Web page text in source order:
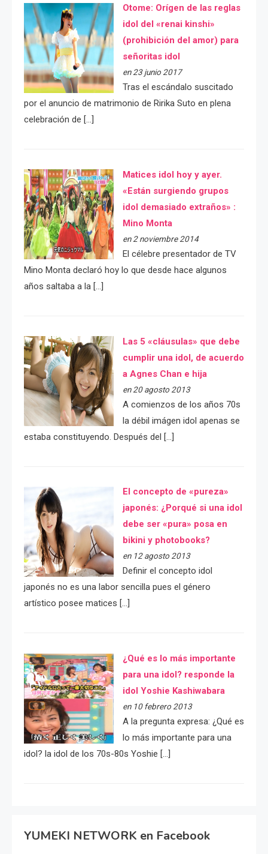
Otome: Orígen de las reglas
idol del «renai kinshi»
(prohibición del amor) para
señoritas idol
en 23 junio 2017
Tras el escándalo suscitado
por el anuncio de matrimonio de Ririka Suto en plena
celebración de […]
Matices idol hoy y ayer.
«Están surgiendo grupos
idol demasiado extraños» :
Mino Monta
en 2 noviembre 2014
El célebre presentador de TV
Mino Monta declaró hoy lo que desde hace algunos
años saltaba a la […]
Las 5 «cláusulas» que debe
cumplir una idol, de acuerdo
a Agnes Chan e hija
en 20 agosto 2013
A comienzos de los años 70s
la débil imágen idol apenas se
estaba constituyendo. Después del […]
El concepto de «pureza»
japonés: ¿Porqué si una idol
debe ser «pura» posa en
bikini y photobooks?
en 12 agosto 2013
Definir el concepto idol
japonés no es una labor sencilla pues el género
artístico posee matices […]
¿Qué es lo más importante
para una idol? responde la
idol Yoshie Kashiwabara
en 10 febrero 2013
A la pregunta expresa: ¿Qué es
lo más importante para una
idol? la idol de los 70s-80s Yoshie […]
YUMEKI NETWORK en Facebook